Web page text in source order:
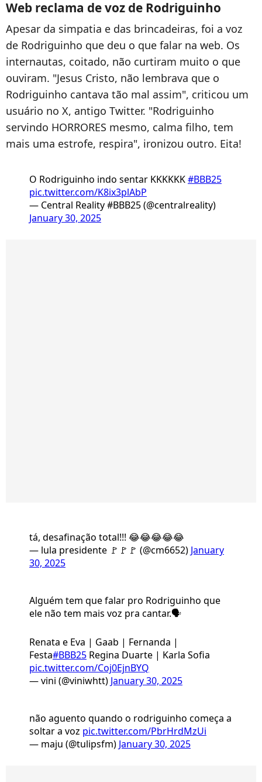
Web reclama de voz de Rodriguinho
Apesar da simpatia e das brincadeiras, foi a voz
de Rodriguinho que deu o que falar na web. Os
internautas, coitado, não curtiram muito o que
ouviram. "Jesus Cristo, não lembrava que o
Rodriguinho cantava tão mal assim", criticou um
usuário no X, antigo Twitter. "Rodriguinho
servindo HORRORES mesmo, calma filho, tem
mais uma estrofe, respira", ironizou outro. Eita!
O Rodriguinho indo sentar KKKKKK#BBB25
pic.twitter.com/K8ix3plAbP
— Central Reality #BBB25 (@centralreality)
January 30, 2025
tá, desafinação total!!! 😂😂😂😂😂
— lula presidente 🚩🚩🚩 (@cm6652) January
30, 2025
Alguém tem que falar pro Rodriguinho que
ele não tem mais voz pra cantar.🗣️
Renata e Eva | Gaab | Fernanda |
Festa#BBB25 Regina Duarte | Karla Sofia
pic.twitter.com/Coj0EjnBYQ
— vini (@viniwhtt) January 30, 2025
não aguento quando o rodriguinho começa a
soltar a voz pic.twitter.com/PbrHrdMzUi
— maju (@tulipsfm) January 30, 2025